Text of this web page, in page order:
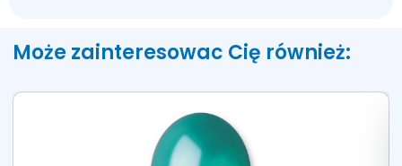
Może zainteresowac Cię również: